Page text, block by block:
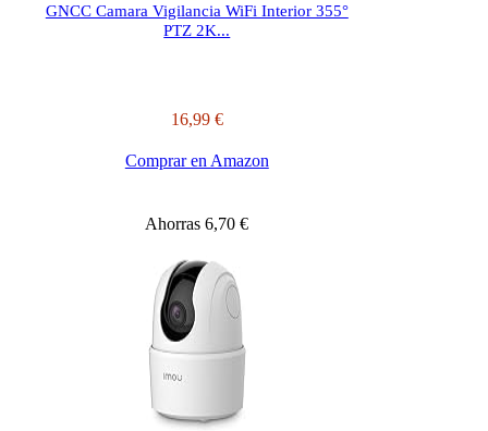
GNCC Camara Vigilancia WiFi Interior 355°
PTZ 2K...
16,99 €
Comprar en Amazon
Ahorras 6,70 €